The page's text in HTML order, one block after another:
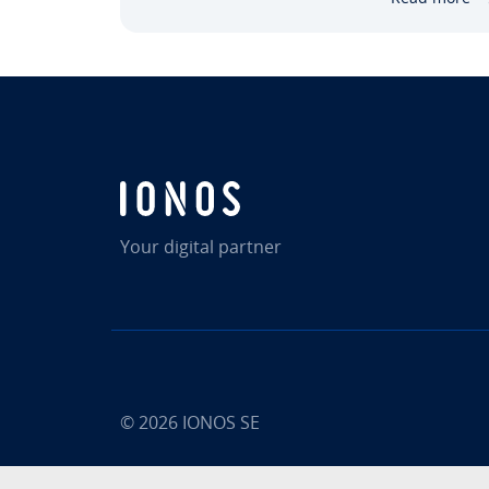
installasjonen har lyktes. Vi belyser også
Your digital partner
© 2026 IONOS SE